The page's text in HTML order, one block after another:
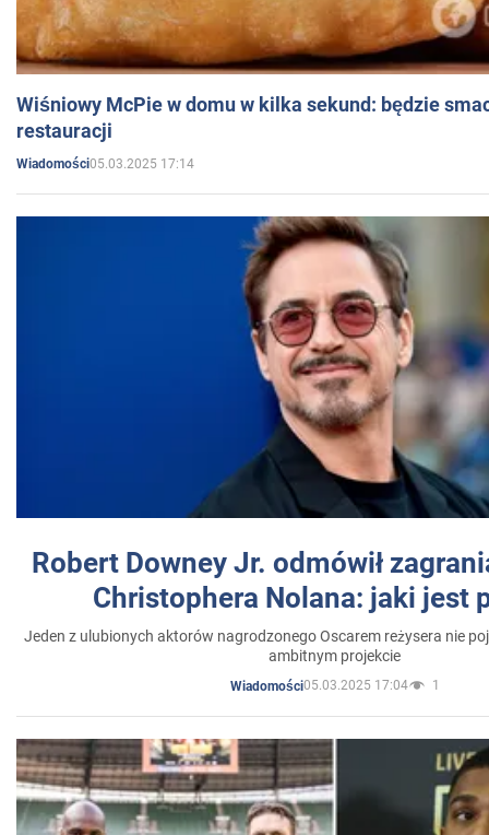
Wiśniowy McPie w domu w kilka sekund: będzie
restauracji
Wiadomości05.03.2025 17:14
Robert Downey Jr. odmówił
Christophera Nolana: jaki jest
Jeden z ulubionych aktorów nagrodzonego Oscarem reżysera nie
ambitnym projekcie
Wiadomości05.03.2025 17:04 1